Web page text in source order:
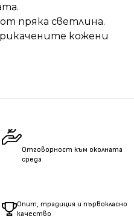
пряка светлина.
кожени
Отговорност към околната
среда
Опит, традиция и първокласно
качество